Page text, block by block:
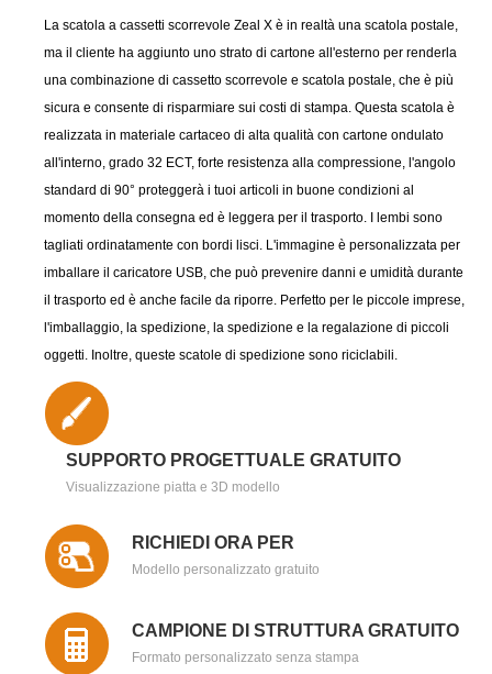
La scatola a cassetti scorrevole Zeal X è in realtà una scatola postale,
ma il cliente ha aggiunto uno strato di cartone all'esterno per renderla
una combinazione di cassetto scorrevole e scatola postale, che è più
sicura e consente di risparmiare sui costi di stampa. Questa scatola è
realizzata in materiale cartaceo di alta qualità con cartone ondulato
all'interno, grado 32 ECT, forte resistenza alla compressione, l'angolo
standard di 90° proteggerà i tuoi articoli in buone condizioni al
momento della consegna ed è leggera per il trasporto. I lembi sono
tagliati ordinatamente con bordi lisci. L'immagine è personalizzata per
imballare il caricatore USB, che può prevenire danni e umidità durante
il trasporto ed è anche facile da riporre. Perfetto per le piccole imprese,
l'imballaggio, la spedizione, la spedizione e la regalazione di piccoli
oggetti. Inoltre, queste scatole di spedizione sono riciclabili.
SUPPORTO PROGETTUALE GRATUITO
Visualizzazione piatta e 3D modello
RICHIEDI ORA PER
Modello personalizzato gratuito
CAMPIONE DI STRUTTURA GRATUITO
Formato personalizzato senza stampa